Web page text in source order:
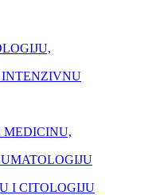
MEDICINU,
I CITOLOGIJU